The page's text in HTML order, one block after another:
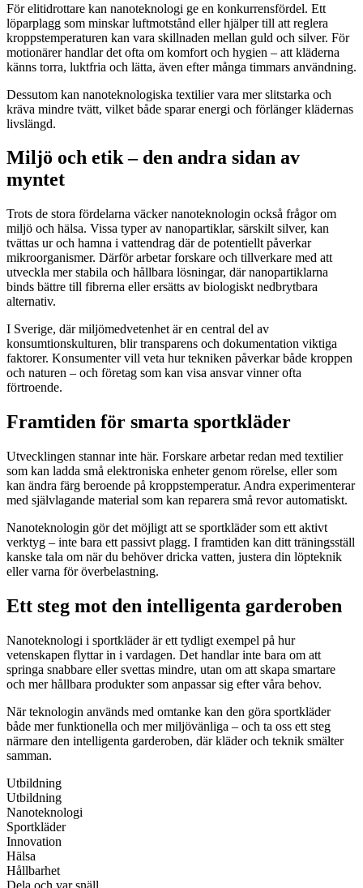
För elitidrottare kan nanoteknologi ge en konkurrensfördel. Ett
löparplagg som minskar luftmotstånd eller hjälper till att reglera
kroppstemperaturen kan vara skillnaden mellan guld och silver. För
motionärer handlar det ofta om komfort och hygien – att kläderna
känns torra, luktfria och lätta, även efter många timmars användning.
Dessutom kan nanoteknologiska textilier vara mer slitstarka och
kräva mindre tvätt, vilket både sparar energi och förlänger klädernas
livslängd.
Miljö och etik – den andra sidan av
myntet
Trots de stora fördelarna väcker nanoteknologin också frågor om
miljö och hälsa. Vissa typer av nanopartiklar, särskilt silver, kan
tvättas ur och hamna i vattendrag där de potentiellt påverkar
mikroorganismer. Därför arbetar forskare och tillverkare med att
utveckla mer stabila och hållbara lösningar, där nanopartiklarna
binds bättre till fibrerna eller ersätts av biologiskt nedbrytbara
alternativ.
I Sverige, där miljömedvetenhet är en central del av
konsumtionskulturen, blir transparens och dokumentation viktiga
faktorer. Konsumenter vill veta hur tekniken påverkar både kroppen
och naturen – och företag som kan visa ansvar vinner ofta
förtroende.
Framtiden för smarta sportkläder
Utvecklingen stannar inte här. Forskare arbetar redan med textilier
som kan ladda små elektroniska enheter genom rörelse, eller som
kan ändra färg beroende på kroppstemperatur. Andra experimenterar
med självlagande material som kan reparera små revor automatiskt.
Nanoteknologin gör det möjligt att se sportkläder som ett aktivt
verktyg – inte bara ett passivt plagg. I framtiden kan ditt träningsställ
kanske tala om när du behöver dricka vatten, justera din löpteknik
eller varna för överbelastning.
Ett steg mot den intelligenta garderoben
Nanoteknologi i sportkläder är ett tydligt exempel på hur
vetenskapen flyttar in i vardagen. Det handlar inte bara om att
springa snabbare eller svettas mindre, utan om att skapa smartare
och mer hållbara produkter som anpassar sig efter våra behov.
När teknologin används med omtanke kan den göra sportkläder
både mer funktionella och mer miljövänliga – och ta oss ett steg
närmare den intelligenta garderoben, där kläder och teknik smälter
samman.
Utbildning
Utbildning
Nanoteknologi
Sportkläder
Innovation
Hälsa
Hållbarhet
Dela och var snäll